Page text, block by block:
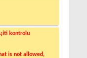
kontrolu
is not allowed,